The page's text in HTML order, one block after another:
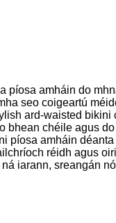
píosa amháin do
seo coigeartú
ard-waisted
bhean chéile agus
píosa amháin
réidh agus
iarann, sreangán